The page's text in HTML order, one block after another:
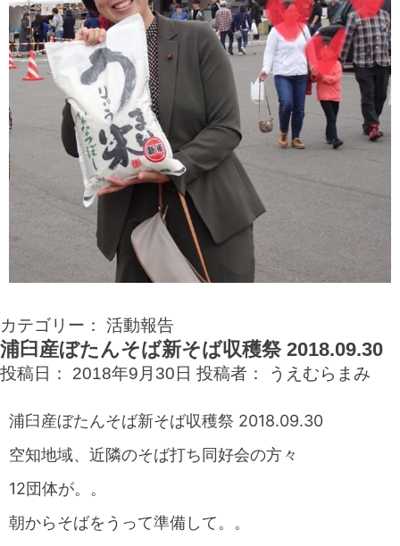
カテゴリー： 活動報告
浦臼産ぼたんそば新そば収穫祭 2018.09.30
投稿日： 2018年9月30日 投稿者： うえむらまみ
浦臼産ぼたんそば新そば収穫祭 2018.09.30
空知地域、近隣のそば打ち同好会の方々
12団体が。。
朝からそばをうって準備して。。